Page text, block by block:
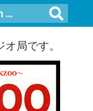
局です。